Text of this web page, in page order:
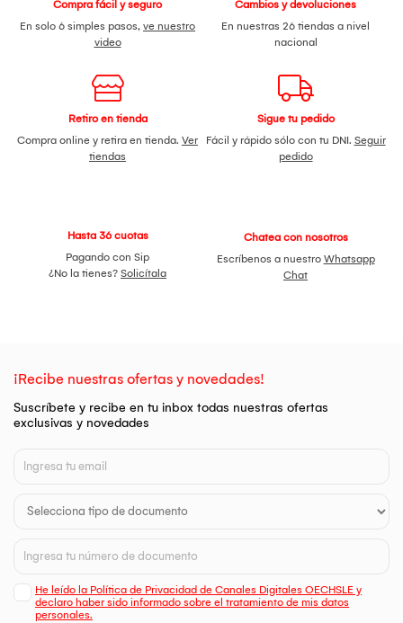
Compra fácil y seguro
En solo 6 simples pasos, ve nuestro
video
Cambios y devoluciones
En nuestras 26 tiendas a nivel
nacional
Retiro en tienda
Compra online y retira en tienda. Ver
tiendas
Sigue tu pedido
Fácil y rápido sólo con tu DNI. Seguir
pedido
Hasta 36 cuotas
Pagando con Sip
¿No la tienes? Solicítala
Chatea con nosotros
Escríbenos a nuestro Whatsapp
Chat
¡Recibe nuestras ofertas y novedades!
Suscríbete y recibe en tu inbox todas nuestras ofertas
exclusivas y novedades
He leído la Política de Privacidad de Canales Digitales OECHSLE y
declaro haber sido informado sobre el tratamiento de mis datos
personales.